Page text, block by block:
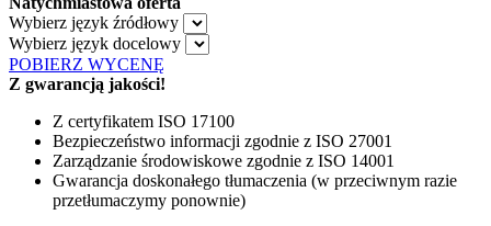
Wybierz język źródłowy
Wybierz język docelowy
POBIERZ WYCENĘ
Z gwarancją jakości!
Z certyfikatem ISO 17100
Bezpieczeństwo informacji zgodnie z ISO 27001
Zarządzanie środowiskowe zgodnie z ISO 14001
Gwarancja doskonałego tłumaczenia (w przeciwnym razie
przetłumaczymy ponownie)